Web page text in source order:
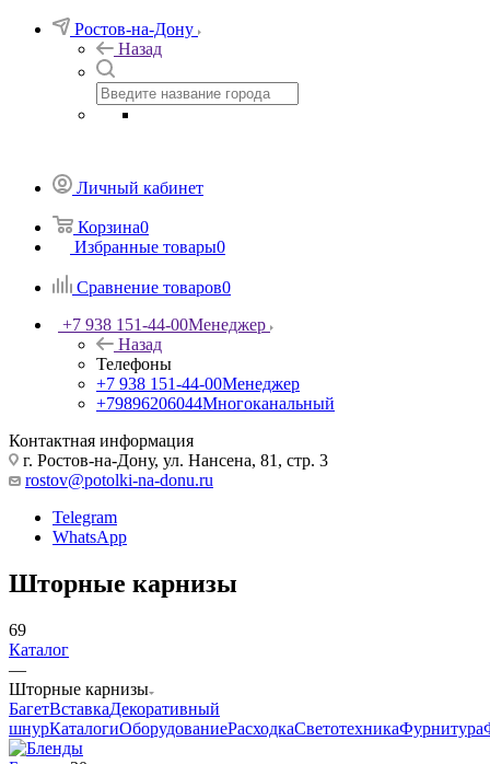
Ростов-на-Дону
Назад
Личный кабинет
Корзина0
Избранные товары0
Сравнение товаров0
+7 938 151-44-00Менеджер
Назад
Телефоны
+7 938 151-44-00Менеджер
+79896206044Многоканальный
Контактная информация
г. Ростов-на-Дону, ул. Нансена, 81, стр. 3
rostov@potolki-na-donu.ru
Telegram
WhatsApp
Шторные карнизы
69
Каталог
—
Шторные карнизы
БагетВставкаДекоративный
шнурКаталогиОборудованиеРасходкаСветотехникаФурнитура